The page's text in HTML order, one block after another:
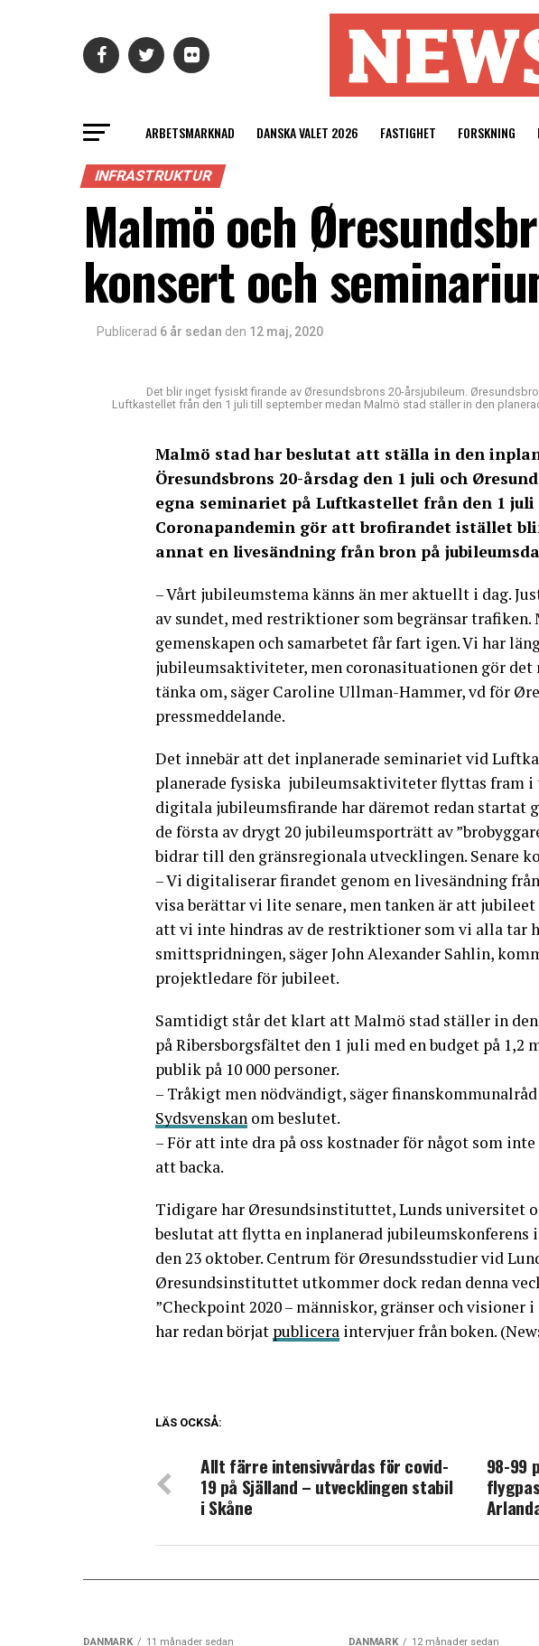
ARBETSMARKNAD DANSKA VALET 2026 FASTIGHET FORSKNING
INFRASTRUKTUR
Malmö och
konsert och
Publicerad 6 år sedan den 12 maj, 2020
Det blir inget fysiskt firande av Øresundsbrons 20-årsjubileum.
Luftkastellet från den 1 juli till september medan Malmö stad ställer in den
Malmö stad har beslutat att ställa in den
Öresundsbrons 20-årsdag den 1 juli och
egna seminariet på Luftkastellet från den 1
Coronapandemin gör att brofirandet istället
annat en livesändning från bron på
– Vårt jubileumstema känns än mer aktuellt i dag.
av sundet, med restriktioner som begränsar
gemenskapen och samarbetet får fart igen. Vi har
jubileumsaktiviteter, men coronasituationen gör det
tänka om, säger Caroline Ullman-Hammer, vd för
pressmeddelande.
Det innebär att det inplanerade seminariet vid
planerade fysiska jubileumsaktiviteter flyttas fram i
digitala jubileumsfirande har däremot redan startat
de första av drygt 20 jubileumsporträtt av
bidrar till den gränsregionala utvecklingen. Senare
– Vi digitaliserar firandet genom en livesändning
visa berättar vi lite senare, men tanken är att jubileet
att vi inte hindras av de restriktioner som vi alla tar
smittspridningen, säger John Alexander Sahlin,
projektledare för jubileet.
Samtidigt står det klart att Malmö stad ställer in
på Ribersborgsfältet den 1 juli med en budget på 1,2
publik på 10 000 personer.
– Tråkigt men nödvändigt, säger
Sydsvenskan om beslutet.
– För att inte dra på oss kostnader för något som
att backa.
Tidigare har Øresundsinstituttet, Lunds universitet
beslutat att flytta en inplanerad jubileumskonferens
den 23 oktober. Centrum för Øresundsstudier vid
Øresundsinstituttet utkommer dock redan denna
”Checkpoint 2020 – människor, gränser och visioner
har redan börjat publicera intervjuer från boken.
LÄS OCKSÅ:
98-99
Allt färre intensivvårdas för covid-
19 på Själland – utvecklingen stabil
i Skåne
DANMARK 11 månader sedan DANMARK 12 månader sedan